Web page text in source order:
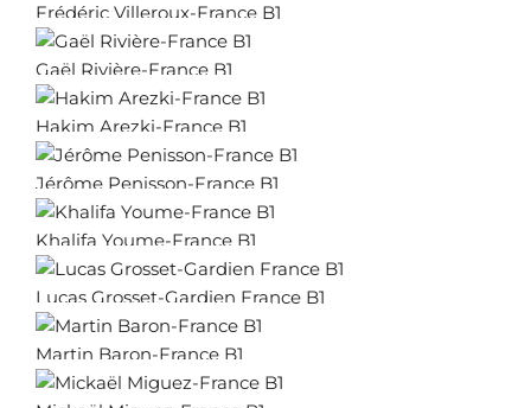
Frédéric Villeroux-France B1
Gaël Rivière-France B1
Hakim Arezki-France B1
Jérôme Penisson-France B1
Khalifa Youme-France B1
Lucas Grosset-Gardien France B1
Martin Baron-France B1